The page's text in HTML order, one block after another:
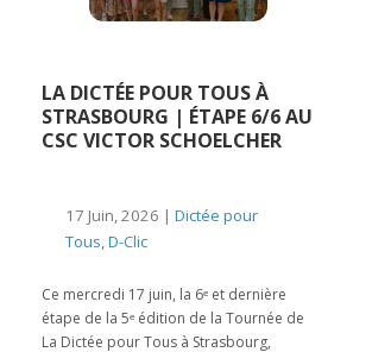
LA DICTÉE POUR TOUS À
STRASBOURG | ÉTAPE 6/6 AU
CSC VICTOR SCHOELCHER
17 Juin, 2026 | Dictée pour
Tous,D-Clic
Ce mercredi 17 juin, la 6ᵉ et dernière
étape de la 5ᵉ édition de la Tournée de
La Dictée pour Tous à Strasbourg,